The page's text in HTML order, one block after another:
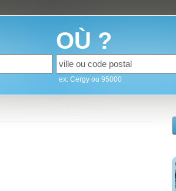
OÙ ?
ex: Cergy ou 95000